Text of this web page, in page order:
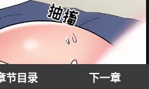
节目录 下一章